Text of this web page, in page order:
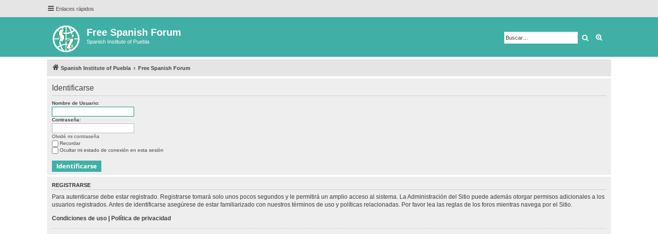
Enlaces rápidos
Free Spanish Forum
Spanish Institute of Puebla Buscar
Spanish Institute of Puebla Free Spanish Forum
Identificarse
Nombre de Usuario:
Contraseña:
Olvidé mi contraseña
Recordar
Ocultar mi estado de conexión en esta sesión
REGISTRARSE
Para autenticarse debe estar registrado. Registrarse tomará solo unos pocos segundos y le permitirá un amplio acceso al sistema. La Administración del Sitio puede además otorgar permisos adicionales a los
usuarios registrados. Antes de identificarse asegúrese de estar familiarizado con nuestros términos de uso y políticas relacionadas. Por favor lea las reglas de los foros mientras navega por el Sitio.
Condiciones de uso | Política de privacidad